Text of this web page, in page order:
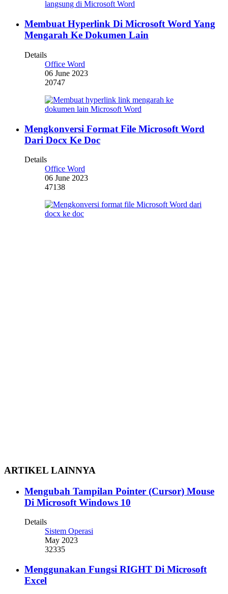
Membuat Hyperlink Di Microsoft Word Yang
Mengarah Ke Dokumen Lain
Details
Office Word
06 June 2023
20747
Mengkonversi Format File Microsoft Word
Dari Docx Ke Doc
Details
Office Word
06 June 2023
47138
ARTIKEL LAINNYA
Mengubah Tampilan Pointer (Cursor) Mouse
Di Microsoft Windows 10
Details
Sistem Operasi
May 2023
32335
Menggunakan Fungsi RIGHT Di Microsoft
Excel